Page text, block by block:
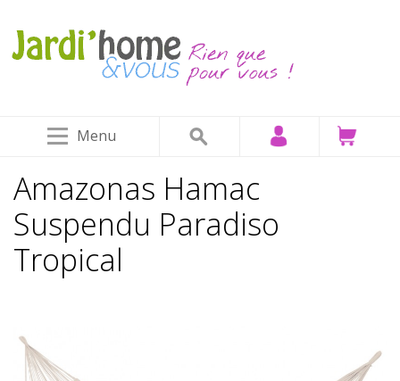
Menu
Amazonas Hamac
Suspendu Paradiso
Tropical